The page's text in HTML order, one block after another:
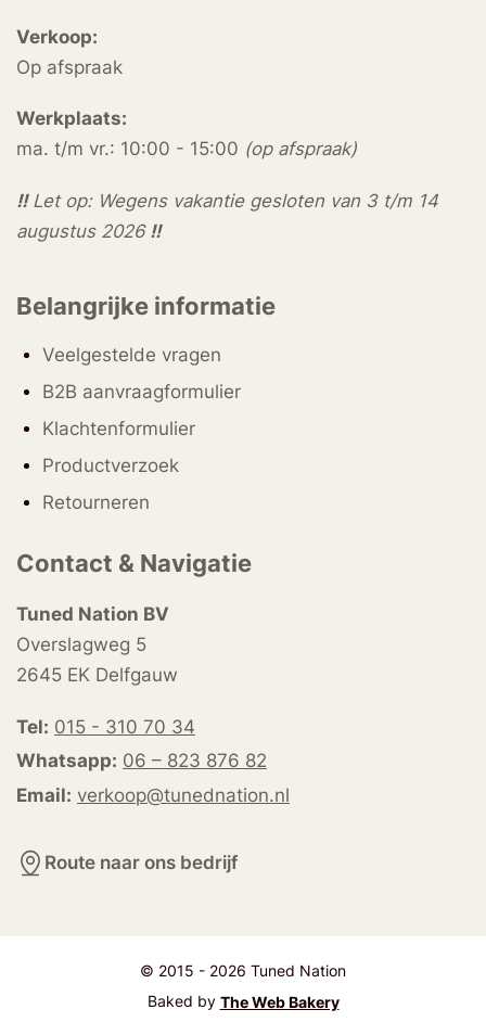
Verkoop:
Op afspraak
Werkplaats:
ma. t/m vr.: 10:00 - 15:00 (op afspraak)
!!Let op: Wegens vakantie gesloten van 3 t/m 14
augustus 2026 !!
Belangrijke informatie
Veelgestelde vragen
B2B aanvraagformulier
Klachtenformulier
Productverzoek
Retourneren
Contact & Navigatie
Tuned Nation BV
Overslagweg 5
2645 EK Delfgauw
Tel: 015 - 310 70 34
Whatsapp: 06 – 823 876 82
Email: verkoop@tunednation.nl
Route naar ons bedrijf
© 2015 - 2026 Tuned Nation
Baked by The Web Bakery